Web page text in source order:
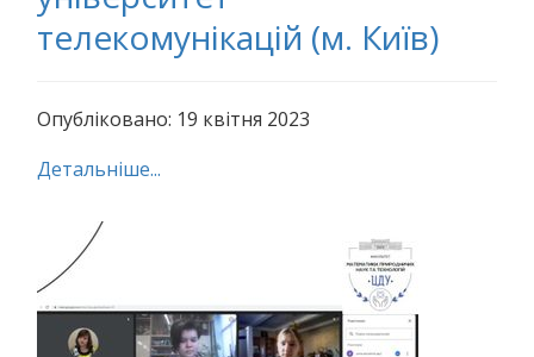
телекомунікацій (м. Київ)
Опубліковано: 19 квітня 2023
Детальніше...